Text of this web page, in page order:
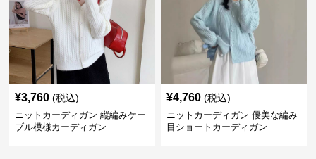
¥3,760 (税込)
ニットカーディガン 縦編みケー
ブル模様カーディガン
¥4,760 (税込)
ニットカーディガン 優美な編み
目ショートカーディガン